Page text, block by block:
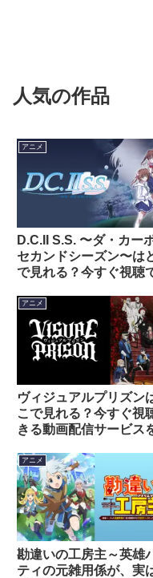
人気の作品
アニメ
D.C.II S.S. 〜ダ・カーポ
セカンドシーズン〜は
で見れる？今すぐ視聴
介！
アニメ
ヴィジュアルプリズン
こで見れる？今すぐ視
きる動画配信サービス
アニメ
勘違いの工房主～英雄
ティの元雑用係が、実